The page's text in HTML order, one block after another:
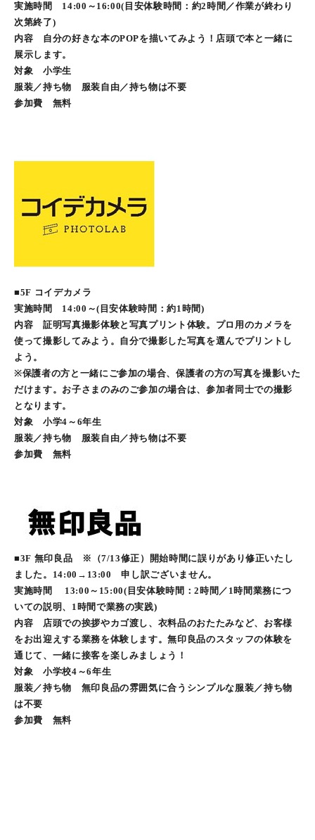
実施時間 14:00～16:00(目安体験時間：約2時間／作業が終わり
次第終了)
内容 自分の好きな本のPOPを描いてみよう！店頭で本と一緒に
展示します。
対象 小学生
服装／持ち物 服装自由／持ち物は不要
参加費 無料
■5F コイデカメラ
実施時間 14:00～(目安体験時間：約1時間)
内容 証明写真撮影体験と写真プリント体験。プロ用のカメラを
使って撮影してみよう。自分で撮影した写真を選んでプリントし
よう。
※保護者の方と一緒にご参加の場合、保護者の方の写真を撮影いた
だけます。お子さまのみのご参加の場合は、参加者同士での撮影
となります。
対象 小学4～6年生
服装／持ち物 服装自由／持ち物は不要
参加費 無料
■3F 無印良品 ※（7/13修正）開始時間に誤りがあり修正いたし
ました。14:00→13:00 申し訳ございません。
実施時間 13:00～15:00(目安体験時間：2時間／1時間業務につ
いての説明、1時間で業務の実践)
内容 店頭での挨拶やカゴ渡し、衣料品のおたたみなど、お客様
をお出迎えする業務を体験します。無印良品のスタッフの体験を
通じて、一緒に接客を楽しみましょう！
対象 小学校4～6年生
服装／持ち物 無印良品の雰囲気に合うシンプルな服装／持ち物
は不要
参加費 無料